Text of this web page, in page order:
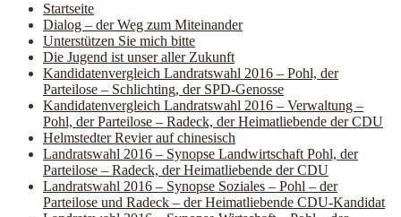
Startseite
Dialog – der Weg zum Miteinander
Unterstützen Sie mich bitte
Die Jugend ist unser aller Zukunft
Kandidatenvergleich Landratswahl 2016 – Pohl, der
Parteilose – Schlichting, der SPD-Genosse
Kandidatenvergleich Landratswahl 2016 – Verwaltung –
Pohl, der Parteilose – Radeck, der Heimatliebende der CDU
Helmstedter Revier auf chinesisch
Landratswahl 2016 – Synopse Landwirtschaft Pohl, der
Parteilose – Radeck, der Heimatliebende der CDU
Landratswahl 2016 – Synopse Soziales – Pohl – der
Parteilose und Radeck – der Heimatliebende CDU-Kandidat